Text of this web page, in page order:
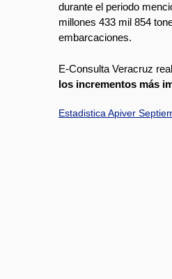
durante el periodo
millones 433 mil 854
embarcaciones.
E-Consulta Veracruz
los incrementos más
Estadistica Apiver